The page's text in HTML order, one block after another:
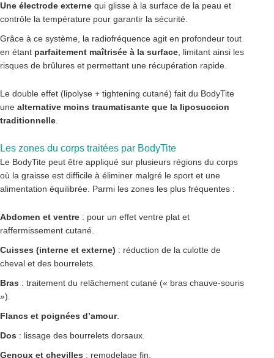
Une électrode externe qui glisse à la surface de la peau et
contrôle la température pour garantir la sécurité.
Grâce à ce système, la radiofréquence agit en profondeur tout
en étant parfaitement maîtrisée à la surface , limitant ainsi les
risques de brûlures et permettant une récupération rapide.
Le double effet (lipolyse + tightening cutané) fait du BodyTite
une alternative moins traumatisante que la liposuccion
traditionnelle
Les zones du corps traitées par BodyTite
Le BodyTite peut être appliqué sur plusieurs régions du corps
où la graisse est difficile à éliminer malgré le sport et une
alimentation équilibrée. Parmi les zones les plus fréquentes :
Abdomen et ventre : pour un effet ventre plat et
raffermissement cutané.
Cuisses (interne et externe) : réduction de la culotte de
cheval et des bourrelets.
Bras : traitement du relâchement cutané (« bras chauve-souris
»).
Flancs et poignées d’amour.
Dos : lissage des bourrelets dorsaux.
Genoux et chevilles : remodelage fin.